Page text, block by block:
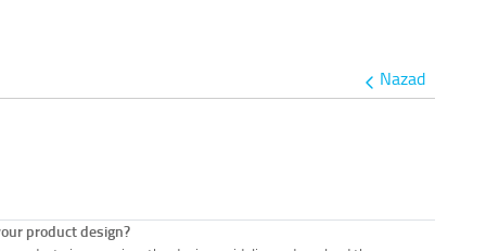
Nazad
product design?